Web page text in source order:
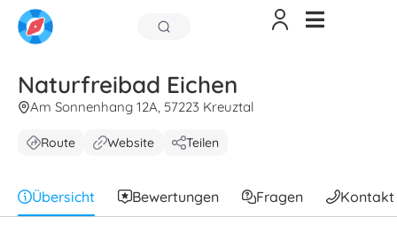
Naturfreibad Eichen
Am Sonnenhang 12A, 57223 Kreuztal
Route Website Teilen
Übersicht Bewertungen Fragen Kontakt